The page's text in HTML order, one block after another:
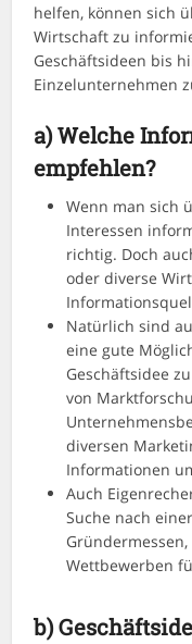
helfen, können sich
Wirtschaft zu
Geschäftsideen bis
Einzelunternehmen
a)Welche
empfehlen?
Wenn man sich
Interessen
richtig. Doch
oder diverse
Natürlich sind
eine gute
Geschäftsidee
von
diversen
Informationen
Auch
Suche nach
Wettbewerben
b)